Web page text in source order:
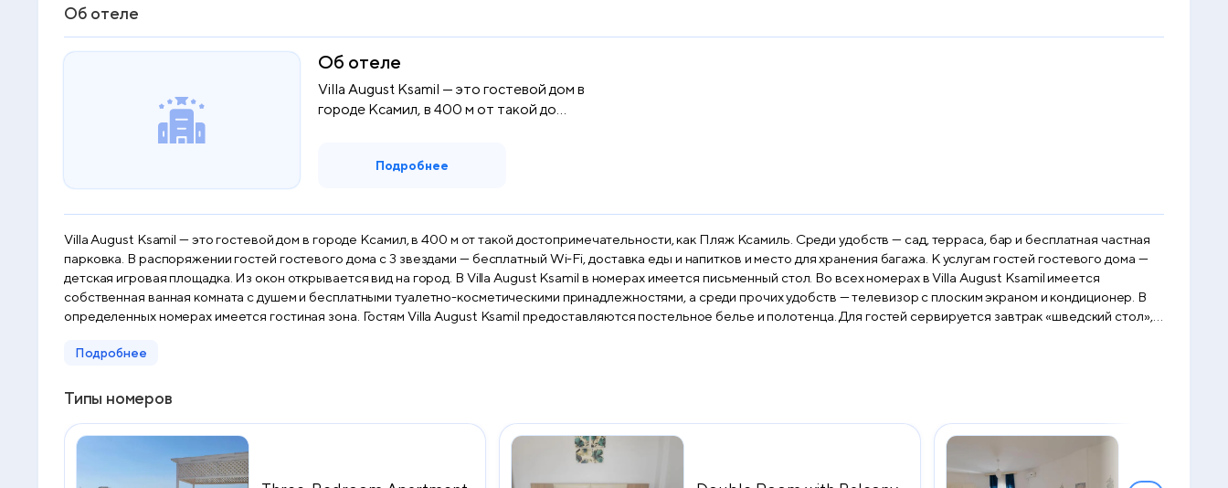
Об отеле
Об отеле
Villa August Ksamil — это гостевой дом в
городе Ксамил, в 400 м от такой до...
Подробнее
Villa August Ksamil — это гостевой дом в городе Ксамил, в 400 м от такой достопримечательности, как Пляж Ксамиль. Среди удобств — сад, терраса, бар и бесплатная частная
парковка. В распоряжении гостей гостевого дома с 3 звездами — бесплатный Wi-Fi, доставка еды и напитков и место для хранения багажа. К услугам гостей гостевого дома —
детская игровая площадка. Из окон открывается вид на город. В Villa August Ksamil в номерах имеется письменный стол. Во всех номерах в Villa August Ksamil имеется
собственная ванная комната с душем и бесплатными туалетно-косметическими принадлежностями, а среди прочих удобств — телевизор с плоским экраном и кондиционер. В
определенных номерах имеется гостиная зона. Гостям Villa August Ksamil предоставляются постельное белье и полотенца. Для гостей сервируется завтрак «шведский стол»,
Подробнее
Типы номеров